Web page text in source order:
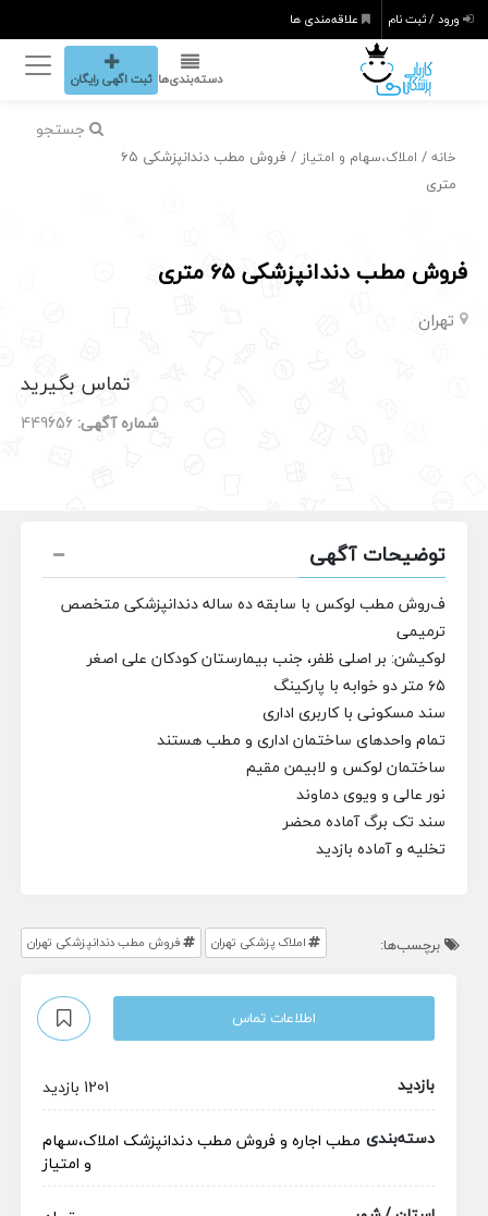
ورود / ثبت نام علاقه‌مندی ها
دسته‌بندی‌ها ثبت اگهی رایگان
جستجو
خانه / املاک،سهام و امتیاز
/ فروش مطب دندانپزشکی ۶۵
متری
فروش مطب دندانپزشکی ۶۵ متری
تهران
تماس بگیرید
شماره آگهی: 449656
توضیحات آگهی
فروش مطب لوکس با سابقه ده ساله دندانپزشکی متخصص
ترمیمی
لوکیشن: بر اصلی ظفر، جنب بیمارستان کودکان علی اصغر
۶۵ متر دو خوابه با پارکینگ
سند مسکونی با کاربری اداری
تمام واحد‌های ساختمان اداری و مطب هستند
ساختمان لوکس و لابیمن مقیم
نور عالی و ویوی دماوند
سند تک برگ آماده محضر
تخلیه و آماده بازدید
برچسب‌ها: املاک پزشکی تهران فروش مطب دندانپزشکی تهران
اطلاعات تماس
بازدید
1201 بازدید
دسته‌بندی مطب اجاره و فروش مطب دندانپزشک املاک،سهام
و امتیاز